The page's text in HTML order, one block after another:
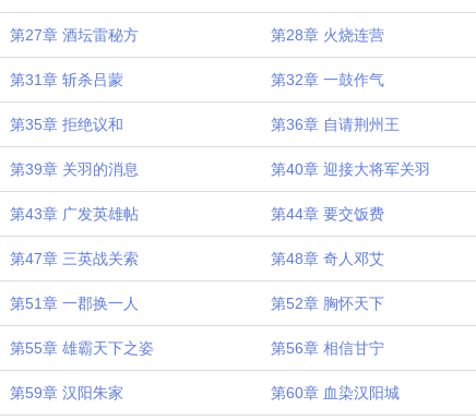
第27章 酒坛雷秘方 第28章 火烧连营
第31章 斩杀吕蒙 第32章 一鼓作气
第35章 拒绝议和 第36章 自请荆州王
第39章 关羽的消息 第40章 迎接大将军关羽
第43章 广发英雄帖 第44章 要交饭费
第47章 三英战关索 第48章 奇人邓艾
第51章 一郡换一人 第52章 胸怀天下
第55章 雄霸天下之姿 第56章 相信甘宁
第59章 汉阳朱家 第60章 血染汉阳城